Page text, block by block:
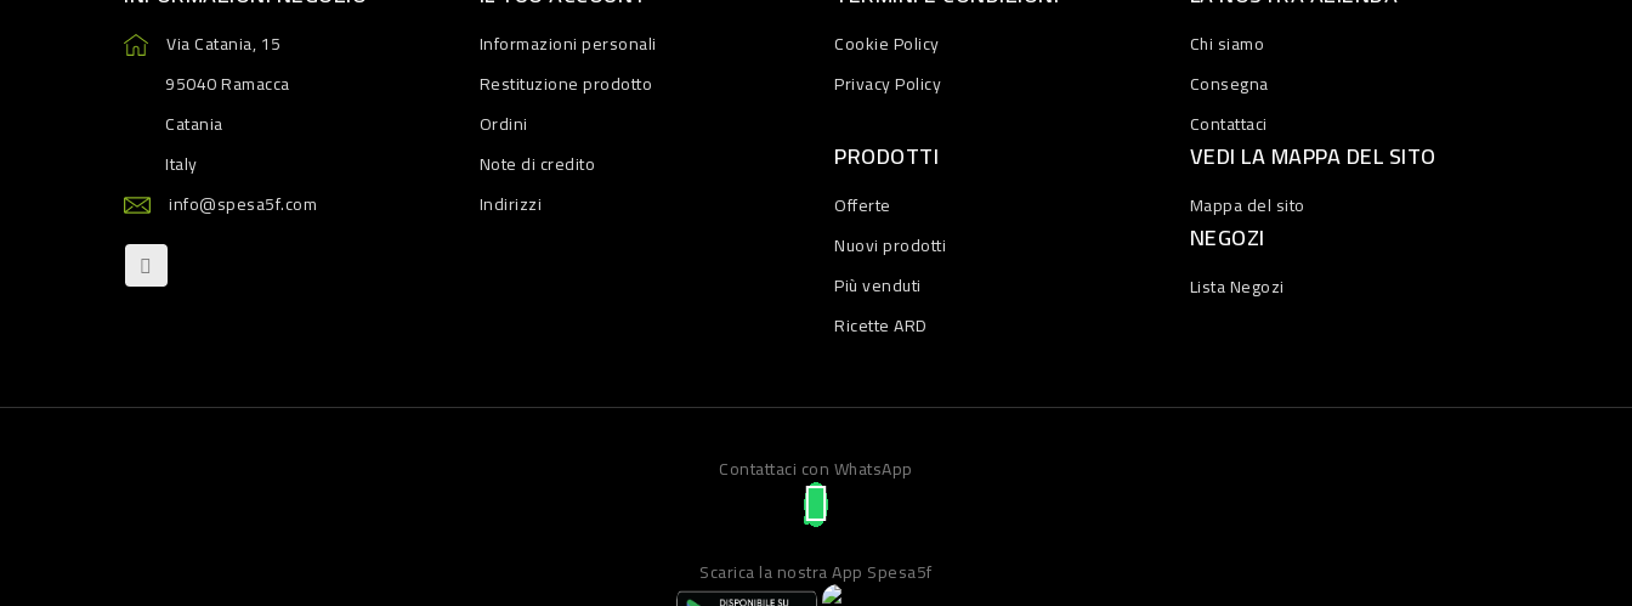
Via Catania, 15
95040 Ramacca
Catania
Italy
info@spesa5f.com
Informazioni personali
Restituzione prodotto
Ordini
Note di credito
Indirizzi
Cookie Policy
Privacy Policy
Chi siamo
Consegna
Contattaci
PRODOTTI
Offerte
Nuovi prodotti
Più venduti
Ricette ARD
VEDI LA MAPPA DEL SITO
Mappa del sito
NEGOZI
Lista Negozi
Contattaci con WhatsApp
Scarica la nostra App Spesa5f